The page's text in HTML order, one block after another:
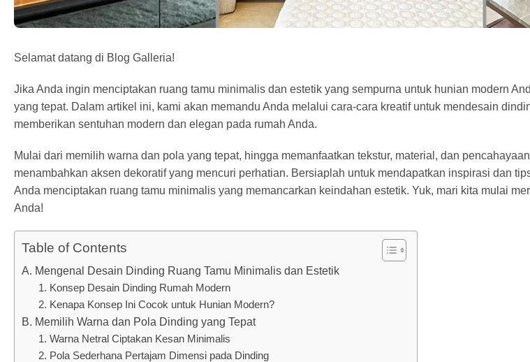
Selamat datang di Blog Galleria!
Jika Anda ingin menciptakan ruang tamu minimalis dan estetik yang sempurna untuk hunian modern
yang tepat. Dalam artikel ini, kami akan memandu Anda melalui cara-cara kreatif untuk mendesain
memberikan sentuhan modern dan elegan pada rumah Anda.
Mulai dari memilih warna dan pola yang tepat, hingga memanfaatkan tekstur, material, dan
menambahkan aksen dekoratif yang mencuri perhatian. Bersiaplah untuk mendapatkan inspirasi dan
Anda menciptakan ruang tamu minimalis yang memancarkan keindahan estetik. Yuk, mari kita mulai
Anda!
Table of Contents
A. Mengenal Desain Dinding Ruang Tamu Minimalis dan Estetik
1. Konsep Desain Dinding Rumah Modern
2. Kenapa Konsep Ini Cocok untuk Hunian Modern?
B. Memilih Warna dan Pola Dinding yang Tepat
1. Warna Netral Ciptakan Kesan Minimalis
2. Pola Sederhana Pertajam Dimensi pada Dinding